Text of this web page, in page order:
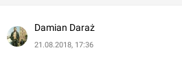
Damian Daraż
21.08.2018, 17:36